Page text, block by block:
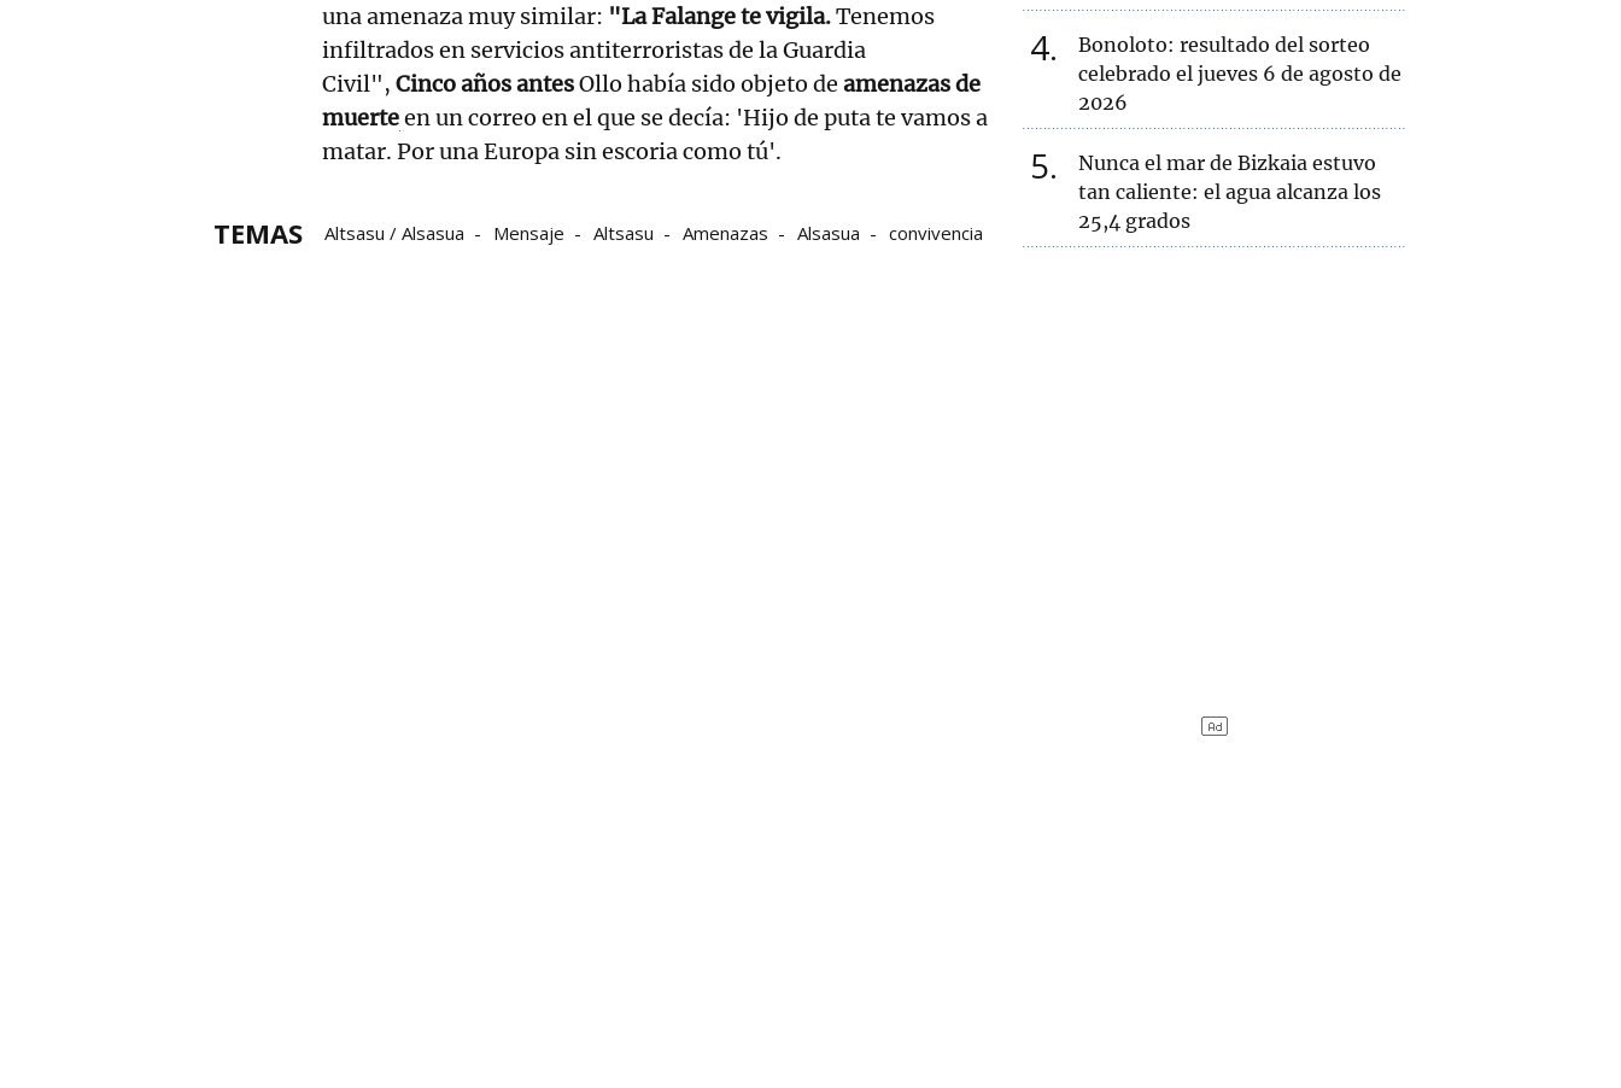
una amenaza muy similar: "La Falange te vigila.Tenemos
infiltrados en servicios antiterroristas de la Guardia
Civil", Cinco años antesOllo había sido objeto de amenazas de
muerteen un correo en el que se decía: 'Hijo de puta te vamos a
matar. Por una Europa sin escoria como tú'.
TEMAS Altsasu / Alsasua Mensaje Altsasu Amenazas Alsasua convivencia
4
Bonoloto: resultado del sorteo
celebrado el jueves 6 de agosto de
2026
5
Nunca el mar de Bizkaia estuvo
tan caliente: el agua alcanza los
25,4 grados